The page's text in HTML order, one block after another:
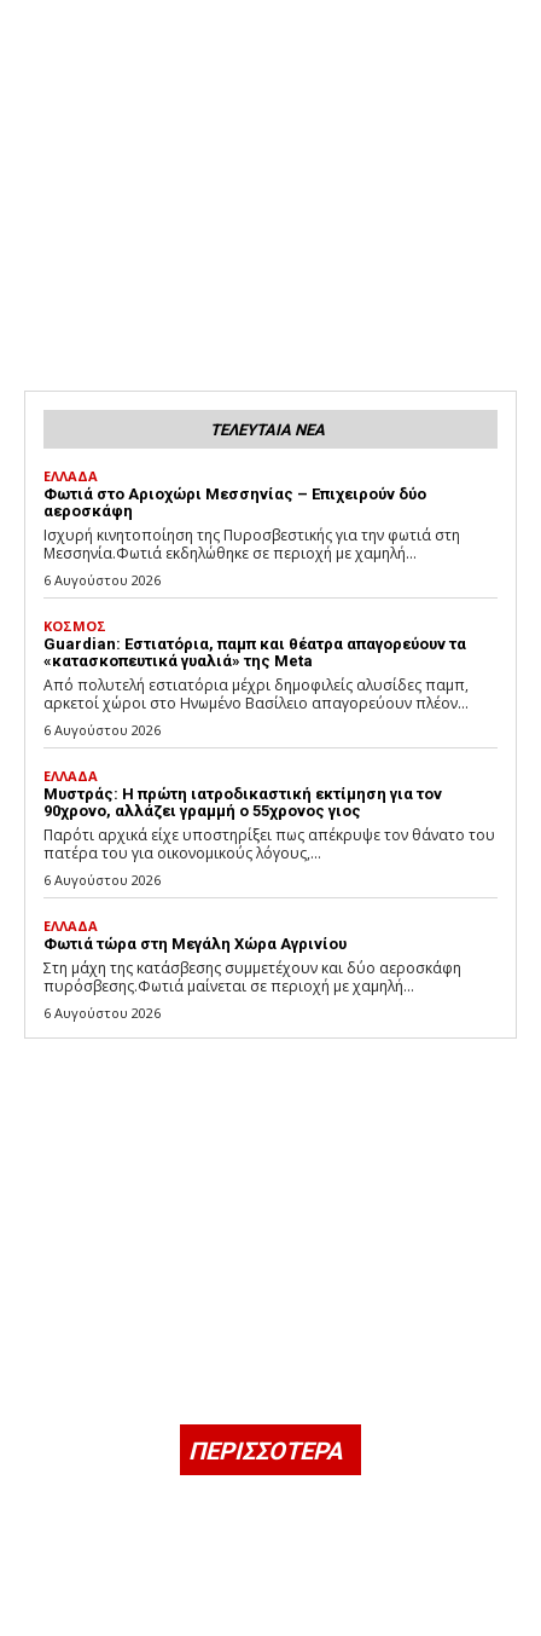
ΤΕΛΕΥΤΑΙΑ ΝΕΑ
ΕΛΛΑΔΑ
Φωτιά στο Αριοχώρι Μεσσηνίας – Επιχειρούν δύο
αεροσκάφη
Ισχυρή κινητοποίηση της Πυροσβεστικής για την φωτιά στη
Μεσσηνία.Φωτιά εκδηλώθηκε σε περιοχή με χαμηλή...
6 Αυγούστου 2026
ΚΟΣΜΟΣ
Guardian: Εστιατόρια, παμπ και θέατρα απαγορεύουν τα
«κατασκοπευτικά γυαλιά» της Meta
Από πολυτελή εστιατόρια μέχρι δημοφιλείς αλυσίδες παμπ,
αρκετοί χώροι στο Ηνωμένο Βασίλειο απαγορεύουν πλέον...
6 Αυγούστου 2026
ΕΛΛΑΔΑ
Μυστράς: Η πρώτη ιατροδικαστική εκτίμηση για τον
90χρονο, αλλάζει γραμμή ο 55χρονος γιος
Παρότι αρχικά είχε υποστηρίξει πως απέκρυψε τον θάνατο του
πατέρα του για οικονομικούς λόγους,...
6 Αυγούστου 2026
ΕΛΛΑΔΑ
Φωτιά τώρα στη Μεγάλη Χώρα Αγρινίου
Στη μάχη της κατάσβεσης συμμετέχουν και δύο αεροσκάφη
πυρόσβεσης.Φωτιά μαίνεται σε περιοχή με χαμηλή...
6 Αυγούστου 2026
ΠΕΡΙΣΣΟΤΕΡΑ